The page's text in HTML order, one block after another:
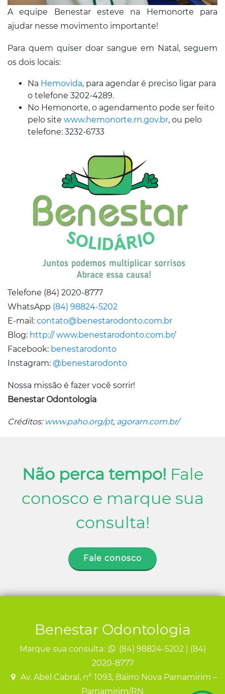
A equipe Benestar esteve na Hemonorte para
ajudar nesse movimento importante!
Para quem quiser doar sangue em Natal, seguem
os dois locais:
Na Hemovida, para agendar é preciso ligar para
o telefone 3202-4289.
No Hemonorte, o agendamento pode ser feito
pelo site www.hemonorte.rn.gov.br, ou pelo
telefone: 3232-6733
Telefone (84) 2020-8777
WhatsApp (84) 98824-5202
E-mail: contato@benestarodonto.com.br
Blog: http:// www.benestarodonto.com.br/
Facebook: benestarodonto
Instagram: @benestarodonto
Nossa missão é fazer você sorrir!
Benestar Odontologia
Créditos: www.paho.org/pt, agorarn.com.br/
Não perca tempo! Fale
conosco e marque sua
consulta!
Fale conosco
Benestar Odontologia
Marque sua consulta:
(84) 98824-5202 | (84)
2020-8777
Av. Abel Cabral, nº 1093, Bairro Nova Parnamirim –
Parnamirim/RN